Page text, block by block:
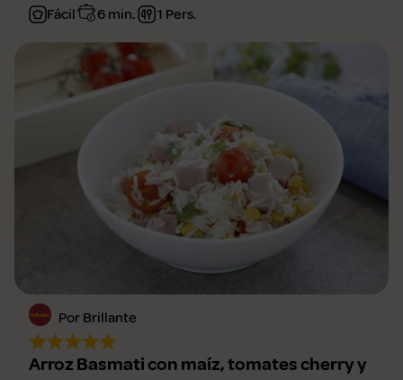
Fácil 6 min. 1 Pers.
Por Brillante
Arroz Basmati con maíz, tomates cherry y